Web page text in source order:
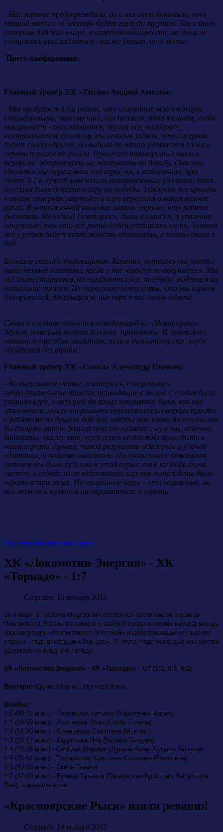
- Нас заранее предупреждали, да и мы сами понимали, что
второй матч с «Соколом» будет гораздо труднее. Так и было:
соперник добавил в игре, в спортивной агрессии, но мы и не
собирались расслабляться - тоже делали, что могли.
Пресс-конференция:
Главный тренер ХК «Титан» Андрей Амелин:
- Мы предупреждали ребят, что спаренные матчи будут
специфичными, потому что, как правило, одна команда, когда
выигрывает - расслабляется, другая же, наоборот,
настраивается. Поэтому мы сегодня ждали, что соперник
будет совсем другой, но видимо до наших ребят эти слова в
первом периоде не дошли. Пришлось поговорить с ними в
перерыве, встрепенуть их, настроить на борьбу. Они это
сделали и мы переломили ход игры, но, к сожалению, при
счете 3:1 в чужой зоне пошли неоправданные удаления, хотя
должны были доводить игру до победы. Удаления же привели
к голам, соперник зацепился и игра вернулась в напряженное
русло. В напряженной концовке матча хорошо, что ребята
выстояли. Молодцы! Повторюсь, были и ошибки, и удаления
ненужные, так что всё равно будем разбирать матч. Завтра
же у ребят будет возможность отдохнуть, а потом снова в
бой.
Большое спасибо болельщикам. Конечно, хотелось бы, чтобы
было меньше негатива, когда у нас что-то не получается. Мы
всё-таки стараемся, но ошибаются все, поэтому надеемся на
понимание трибун. Не перестану повторять, что мы играем
для зрителей, болельщиков, чья вера в нас очень важна.
Скоро в составе появится нападающий из «Металлурга»
Здунов, который на днях должен прилететь. И возможно
появится еще один защитник, если в магнитогорском клубе
обойдется без травм.
Главный тренер ХК «Сокол» Александр Глазков:
- Во вчерашнем матче, повторюсь, совершались
непростительные ошибки, приводящие к голам. Сегодня была
упорная игра, в которой до конца непонятно было, как она
закончится. После вчерашнего поражения поговорили просто
с ребятами по душам, дай Бог, чтобы эти слова до них дошли.
Во втором матче больше повезло хозяевам, ну и мы, конечно,
виноваты: скажу так, трех голов не должно было быть в
наши ворота. Думаю, такой результат обеспечен и удачей
«Титана», и нашими ошибками. По сравнению с домашним
матчем мы были другими в этой серии: там команда была
свежее, а сейчас из-за недостатка игроков вынуждены были
играть в три звена. Но спаренные игры – это нормально, на
них можно и нужно и настраиваться, и играть.
Текстовая online трансляция матча
ХК «Локомотив-Энергия» - ХК
«Торнадо» - 1:7
Создано: 15 января 2012
14 января в посёлке Подгорный состоялся третий матч в рамках
Чемпионата России по хоккею с шайбой среди женских команд между
красноярским «Локомотивом-Энергией» и действующим чемпионом
страны - подмосковным «Торнадо». В итоге, подмосковные хоккеистки
одержали очередную победу.
ХК «Локомотив-Энергия» - ХК «Торнадо» - 1:7 (1:2, 0:3, 0:2)
Вратари: Юдина Марина, Пругова Анна.
Шайбы:
1:0 (00:22 мин.) - Полёвкина Татьяна (Кириленко Мария)
1:1 (10:59 мин.) - Хольмлёв Элин (Скиба Галина)
1:2 (14:20 мин.) - Колмыкова Светлана (Мысина)
1:3 (23:17 мин.) - Капустова Яна (Бурина Татьяна)
1:4 (23:38 мин.) - Сергина Марина (Щукина Анна, Бурина Татьяна)
1:5 (35:54 мин.) - Петровская Кристина (Смолина Екатерина)
1:6 (40:56 мин.) - Скиба Галина
1:7 (47:00 мин.) - Бурина Татьяна (Петровская Кристина, Капустова
Яна), в меньшинстве
«Красноярские Рыси» взяли реванш!
Создано: 14 января 2012